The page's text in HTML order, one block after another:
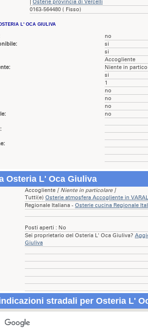
| Osterie provincia di Vercelli
0163-564480 ( Fisso)
L' OCA GIULIVA
no
si
si
Accogliente
Niente in
si
1
no
no
no
no
Osteria L' Oca Giuliva
Accogliente [ Niente in particolare ]
Tutti(e) Osterie atmosfera Accogliente in
Regionale Italiana - Osterie cucina Regionale
Posti aperti : No
Sei proprietario del Osteria L' Oca Giuliva?
Giuliva
stradali per Osteria L'